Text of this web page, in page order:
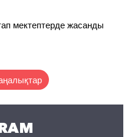
мектептерде жасанды